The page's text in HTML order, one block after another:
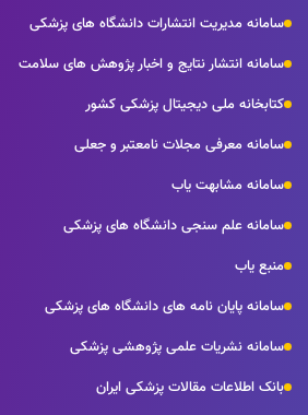
سامانه مدیریت انتشارات دانشگاه های پزشکی
سامانه انتشار نتایج و اخبار پژوهش های سلامت
کتابخانه ملی دیجیتال پزشکی کشور
سامانه معرفی مجلات نامعتبر و جعلی
سامانه مشابهت یاب
سامانه علم سنجی دانشگاه های پزشکی
منبع یاب
سامانه پایان نامه های دانشگاه های پزشکی
سامانه نشریات علمی پژوهشی پزشکی
بانک اطلاعات مقالات پزشکی ایران